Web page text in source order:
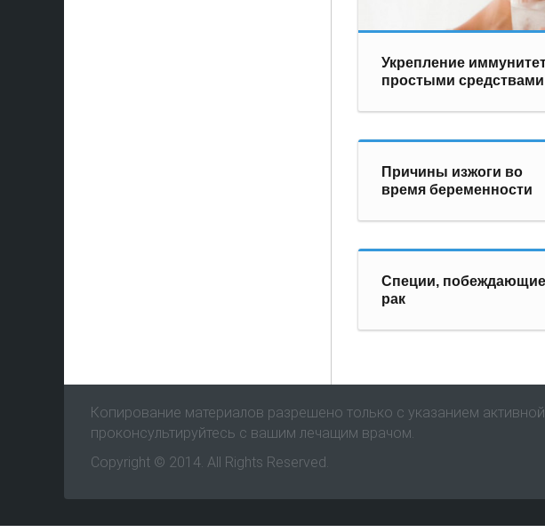
Укрепление
простыми
Причины изжоги во
время беременности
Специи, побеждающие
рак
Копирование материалов разрешено только с указанием
проконсультируйтесь с вашим лечащим врачом.
Copyright © 2014. All Rights Reserved.